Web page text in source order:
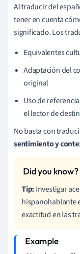
Al traducir del
tener en cuenta
significado. Los
Equivalentes
Adaptación del
original
Uso de
el lector de
No basta con
sentimiento y
Tip: Investigar
hispanohablante
exactitud en las